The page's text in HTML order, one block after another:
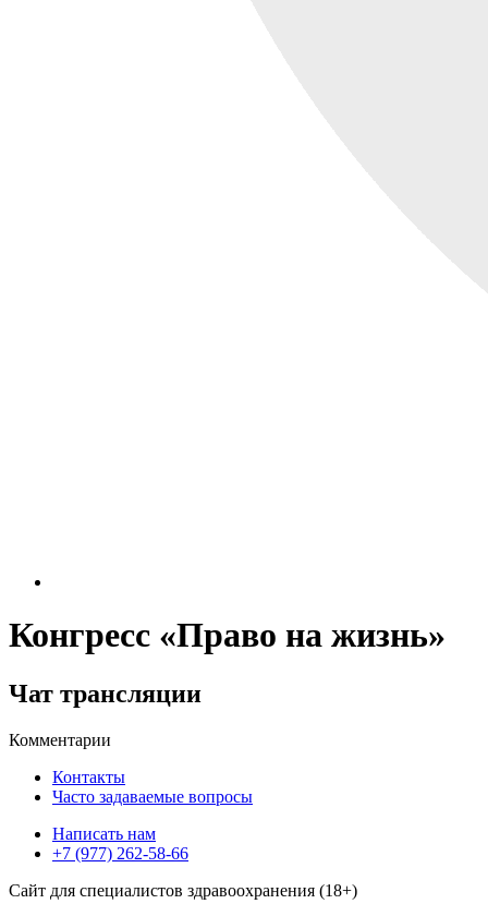
Конгресс «Право на жизнь»
Чат трансляции
Комментарии
Контакты
Часто задаваемые вопросы
Написать нам
+7 (977) 262-58-66
Сайт для специалистов здравоохранения (18+)